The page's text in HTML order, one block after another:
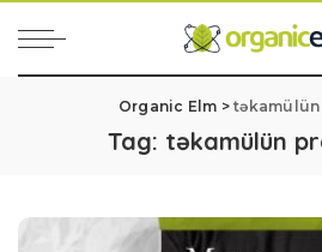
Organic Elm >
Tag: təkamülün